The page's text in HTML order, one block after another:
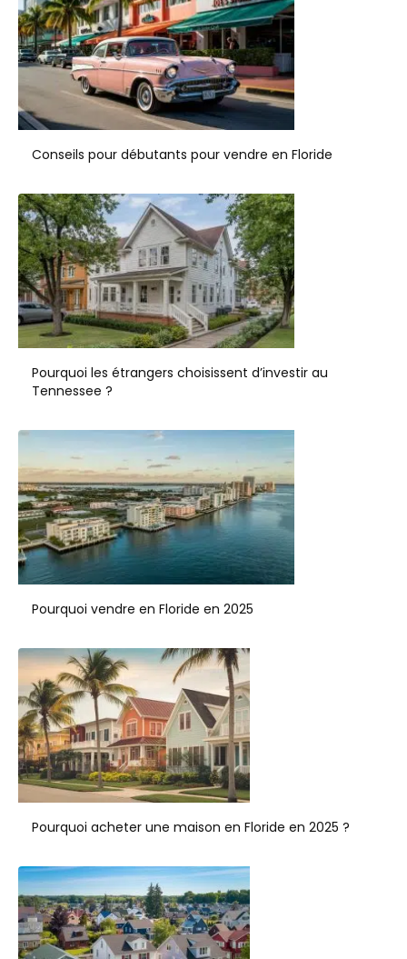
Conseils pour débutants pour vendre en Floride
Pourquoi les étrangers choisissent d’investir au
Tennessee ?
Pourquoi vendre en Floride en 2025
Pourquoi acheter une maison en Floride en 2025 ?